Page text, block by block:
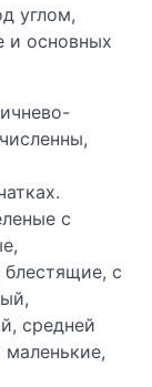
углом,
и основных
с
с
средней